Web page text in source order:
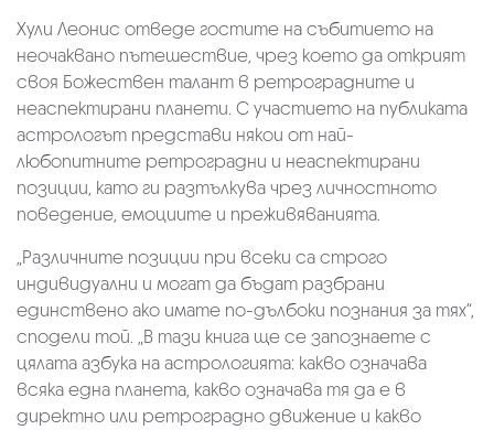
Хули Леонис отведе гостите на събитието на
неочаквано пътешествие, чрез което да открият
своя Божествен талант в ретроградните и
неаспектирани планети. С участието на публиката
астрологът представи някои от най-
любопитните ретроградни и неаспектирани
позиции, като ги разтълкува чрез личностното
поведение, емоциите и преживяванията.
„Различните позиции при всеки са строго
индивидуални и могат да бъдат разбрани
единствено ако имате по-дълбоки познания за тях“,
сподели той. „В тази книга ще се запознаете с
цялата азбука на астрологията: какво означава
всяка една планета, какво означава тя да е в
директно или ретроградно движение и какво